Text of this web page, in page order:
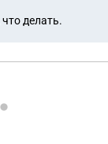
делать.